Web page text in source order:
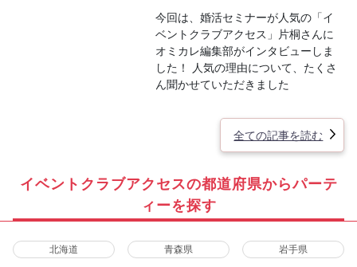
今回は、婚活セミナーが人気の「イ
ベントクラブアクセス」片桐さんに
オミカレ編集部がインタビューしま
した！ 人気の理由について、たくさ
ん聞かせていただきました
全ての記事を読む
イベントクラブアクセスの都道府県からパーテ
ィーを探す
北海道 青森県 岩手県